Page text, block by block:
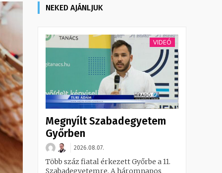
NEKED AJÁNLJUK
VIDEÓ
Megnyílt Szabadegyetem
Győrben
2026.08.07.
Több száz fiatal érkezett Győrbe a 11.
Szabadegyetemre. A háromnapos